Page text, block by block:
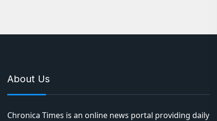
About Us
Chronica Times is an online news portal providing daily